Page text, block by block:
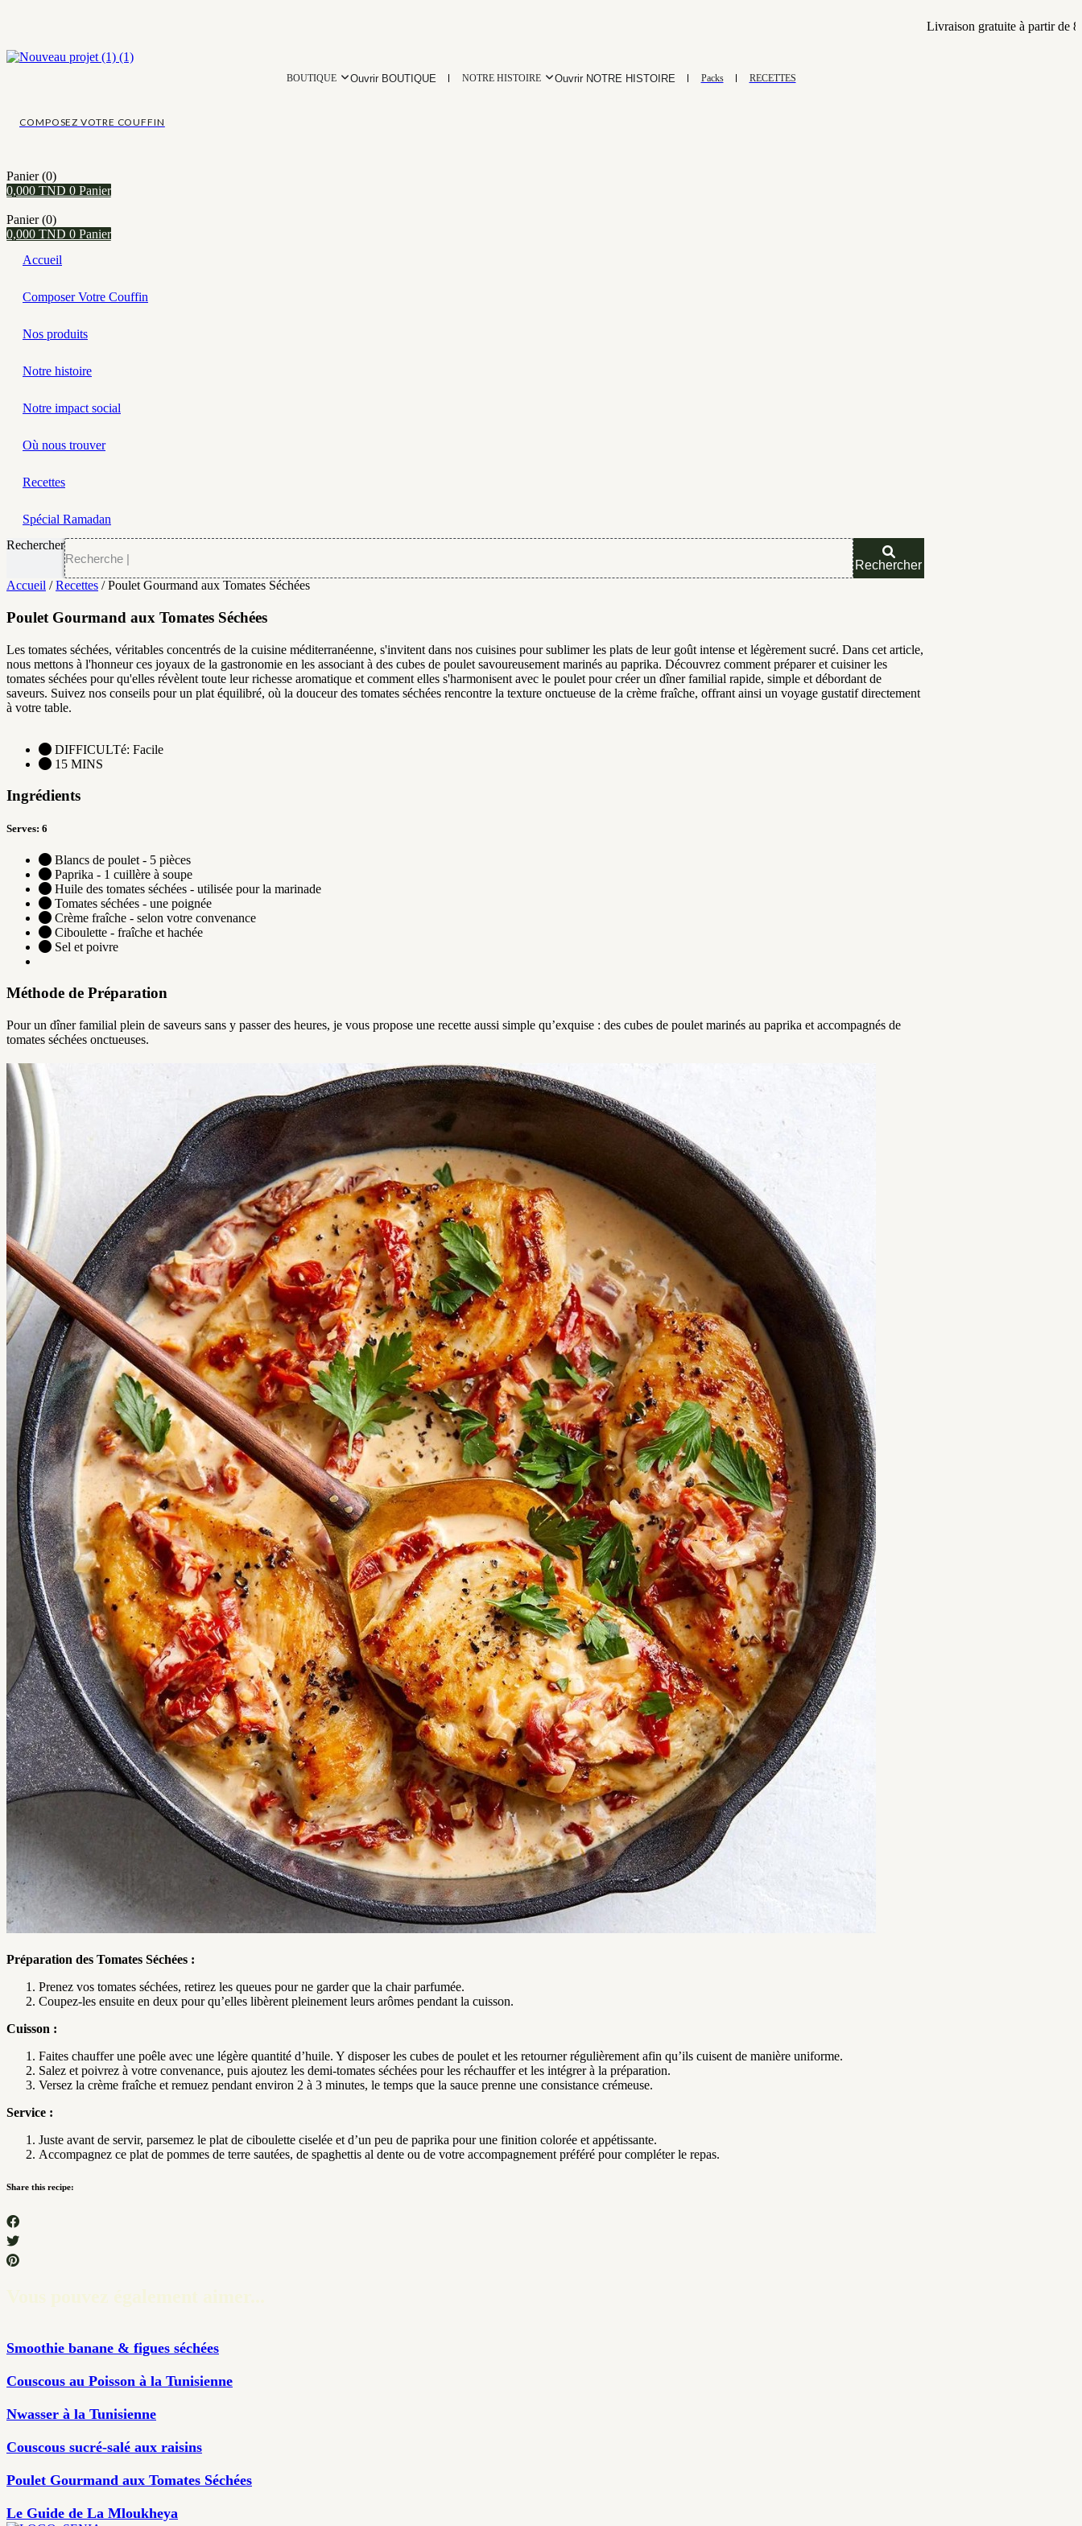
Livraison gratuite à partir de 80
BOUTIQUE Ouvrir BOUTIQUE NOTRE HISTOIRE Ouvrir NOTRE HISTOIRE Packs RECETTES
COMPOSEZ VOTRE COUFFIN
Panier (0)
0,000 TND 0 Panier
Panier (0)
0,000 TND 0 Panier
Accueil
Composer Votre Couffin
Nos produits
Notre histoire
Notre impact social
Où nous trouver
Recettes
Spécial Ramadan
Rechercher
Rechercher
Accueil /Recettes / Poulet Gourmand aux Tomates Séchées
Poulet Gourmand aux Tomates Séchées
Les tomates séchées, véritables concentrés de la cuisine méditerranéenne, s'invitent dans nos cuisines pour sublimer les plats de leur goût intense et légèrement sucré. Dans cet article,
nous mettons à l'honneur ces joyaux de la gastronomie en les associant à des cubes de poulet savoureusement marinés au paprika. Découvrez comment préparer et cuisiner les
tomates séchées pour qu'elles révèlent toute leur richesse aromatique et comment elles s'harmonisent avec le poulet pour créer un dîner familial rapide, simple et débordant de
saveurs. Suivez nos conseils pour un plat équilibré, où la douceur des tomates séchées rencontre la texture onctueuse de la crème fraîche, offrant ainsi un voyage gustatif directement
à votre table.
DIFFICULTé: Facile
15 MINS
Ingrédients
Serves: 6
Blancs de poulet - 5 pièces
Paprika - 1 cuillère à soupe
Huile des tomates séchées - utilisée pour la marinade
Tomates séchées - une poignée
Crème fraîche - selon votre convenance
Ciboulette - fraîche et hachée
Sel et poivre
Méthode de Préparation
Pour un dîner familial plein de saveurs sans y passer des heures, je vous propose une recette aussi simple qu’exquise : des cubes de poulet marinés au paprika et accompagnés de
tomates séchées onctueuses.
Préparation des Tomates Séchées :
Prenez vos tomates séchées, retirez les queues pour ne garder que la chair parfumée.
Coupez-les ensuite en deux pour qu’elles libèrent pleinement leurs arômes pendant la cuisson.
Cuisson :
Faites chauffer une poêle avec une légère quantité d’huile. Y disposer les cubes de poulet et les retourner régulièrement afin qu’ils cuisent de manière uniforme.
Salez et poivrez à votre convenance, puis ajoutez les demi-tomates séchées pour les réchauffer et les intégrer à la préparation.
Versez la crème fraîche et remuez pendant environ 2 à 3 minutes, le temps que la sauce prenne une consistance crémeuse.
Service :
Juste avant de servir, parsemez le plat de ciboulette ciselée et d’un peu de paprika pour une finition colorée et appétissante.
Accompagnez ce plat de pommes de terre sautées, de spaghettis al dente ou de votre accompagnement préféré pour compléter le repas.
Share this recipe:
Smoothie banane & figues séchées
Couscous au Poisson à la Tunisienne
Nwasser à la Tunisienne
Couscous sucré-salé aux raisins
Poulet Gourmand aux Tomates Séchées
Le Guide de La Mloukheya